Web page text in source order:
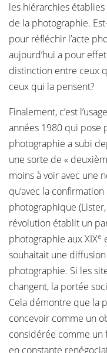
les hiérarchies
de la photographie.
pour réfléchir l’acte
aujourd’hui a pour
distinction entre ceux
ceux qui la pensent?
Finalement, c’est
années 1980 qui pose
photographie a subi
une sorte de «
moins à voir avec une
qu’avec la
photographique
révolution établit un
photographie aux XIXe
souhaitait une
photographie. Si les
changent, la portée
Cela démontre que la
concevoir comme un
considérée comme un
en constante